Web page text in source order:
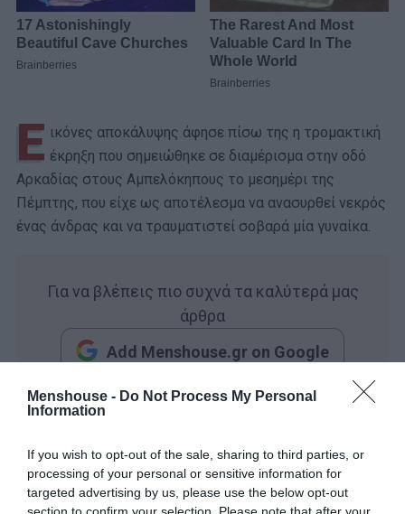
Menshouse - Do Not Process My Personal
Information
If you wish to opt-out of the sale, sharing to third parties, or
processing of your personal or sensitive information for
targeted advertising by us, please use the below opt-out
Ε ικόνες αποκάλυψης άφησε πίσω της η τρομακτική
έκρηξη που σημειώθηκε σε διαμέρισμα στην οδό
Αρκαδίας στους Αμπελόκηπους το μεσημέρι της
Πέμπτης, που είχε ως αποτέλεσμα να ανασυρθεί νεκρός
ένας άνδρας και να τραυματιστεί σοβαρά μία γυναίκα.
Για να βλέπεις πιο συχνά τα καλύτερά μας
άρθρα
Add Menshouse.gr on Google